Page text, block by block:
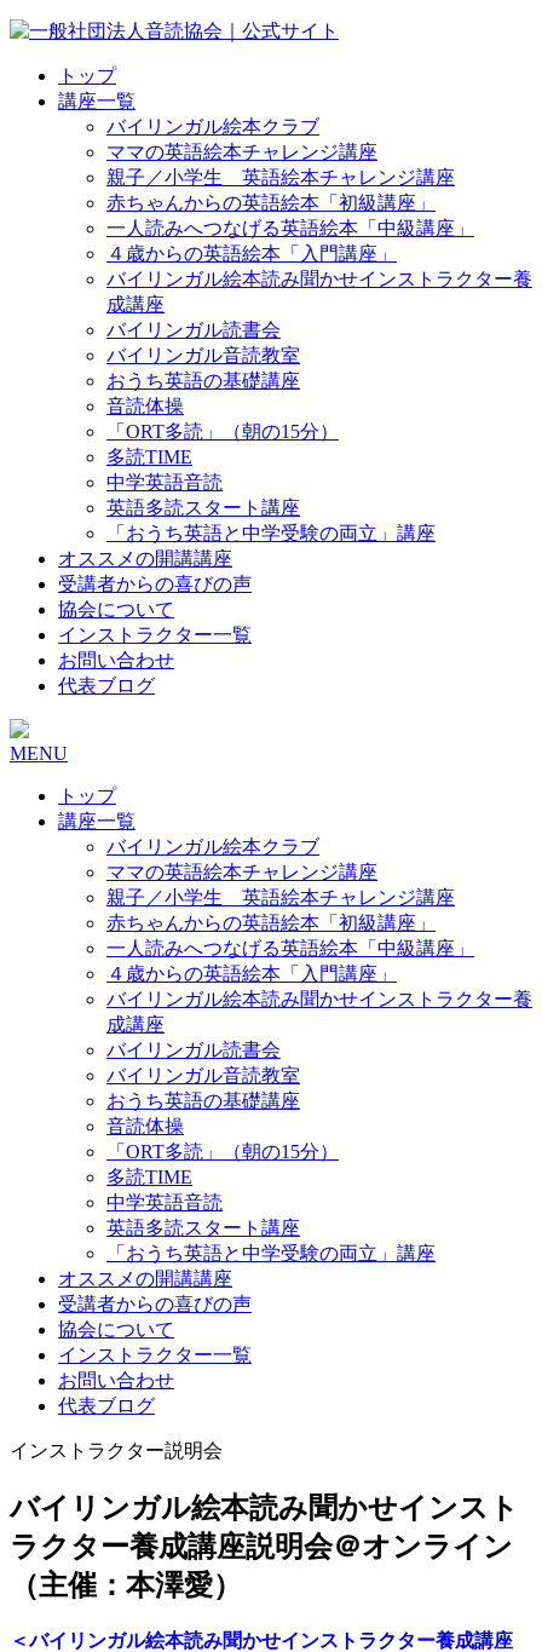
トップ
講座一覧
バイリンガル絵本クラブ
ママの英語絵本チャレンジ講座
親子／小学生 英語絵本チャレンジ講座
赤ちゃんからの英語絵本「初級講座」
一人読みへつなげる英語絵本「中級講座」
４歳からの英語絵本「入門講座」
バイリンガル絵本読み聞かせインストラクター養
成講座
バイリンガル読書会
バイリンガル音読教室
おうち英語の基礎講座
音読体操
「ORT多読」（朝の15分）
多読TIME
中学英語音読
英語多読スタート講座
「おうち英語と中学受験の両立」講座
オススメの開講講座
受講者からの喜びの声
協会について
インストラクター一覧
お問い合わせ
代表ブログ
MENU
トップ
講座一覧
バイリンガル絵本クラブ
ママの英語絵本チャレンジ講座
親子／小学生 英語絵本チャレンジ講座
赤ちゃんからの英語絵本「初級講座」
一人読みへつなげる英語絵本「中級講座」
４歳からの英語絵本「入門講座」
バイリンガル絵本読み聞かせインストラクター養
成講座
バイリンガル読書会
バイリンガル音読教室
おうち英語の基礎講座
音読体操
「ORT多読」（朝の15分）
多読TIME
中学英語音読
英語多読スタート講座
「おうち英語と中学受験の両立」講座
オススメの開講講座
受講者からの喜びの声
協会について
インストラクター一覧
お問い合わせ
代表ブログ
インストラクター説明会
バイリンガル絵本読み聞かせインスト
ラクター養成講座説明会＠オンライン
（主催：本澤愛）
＜バイリンガル絵本読み聞かせインストラクター養成講座